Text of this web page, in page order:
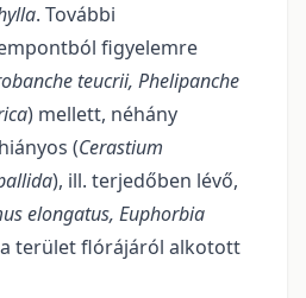
. További
figyelemre
teucrii, Phelipanche
) mellett, néhány
(Cerastium
), ill. terjedőben lévő,
elongatus, Euphorbia
terület flórájáról alkotott